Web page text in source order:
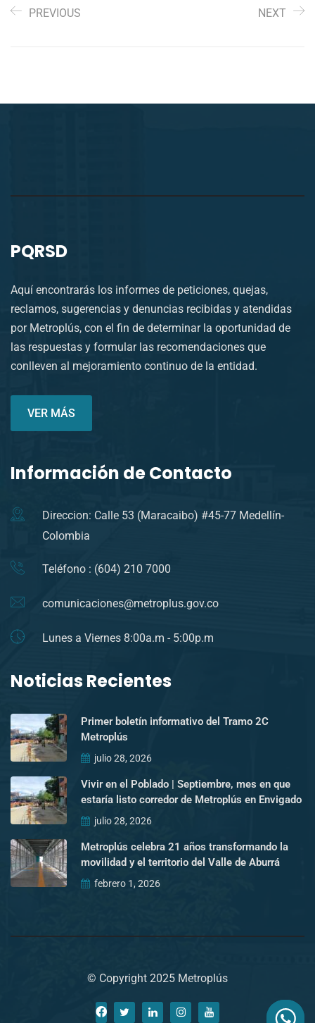
PREVIOUS NEXT
PQRSD
Aquí encontrarás los informes de peticiones, quejas,
reclamos, sugerencias y denuncias recibidas y atendidas
por Metroplús, con el fin de determinar la oportunidad de
las respuestas y formular las recomendaciones que
conlleven al mejoramiento continuo de la entidad.
VER MÁS
Información de Contacto
Direccion: Calle 53 (Maracaibo) #45-77 Medellín-
Colombia
Teléfono : (604) 210 7000
comunicaciones@metroplus.gov.co
Lunes a Viernes 8:00a.m - 5:00p.m
Noticias Recientes
Primer boletín informativo del Tramo 2C
Metroplús
julio 28, 2026
Vivir en el Poblado | Septiembre, mes en que
estaría listo corredor de Metroplús en Envigado
julio 28, 2026
Metroplús celebra 21 años transformando la
movilidad y el territorio del Valle de Aburrá
febrero 1, 2026
© Copyright 2025 Metroplús